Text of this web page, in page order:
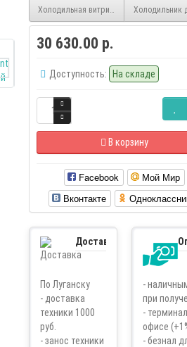
Холодильная витрина Atlant XT-1006-024,
Холодильник
30 630.00 р.
Доступность: На складе
В корзину
Facebook
Мой Мир
Вконтакте
Доставка
По Луганску
- доставка
техники 1000
руб.
- занос техники
-
при
-
офисе
- безнал